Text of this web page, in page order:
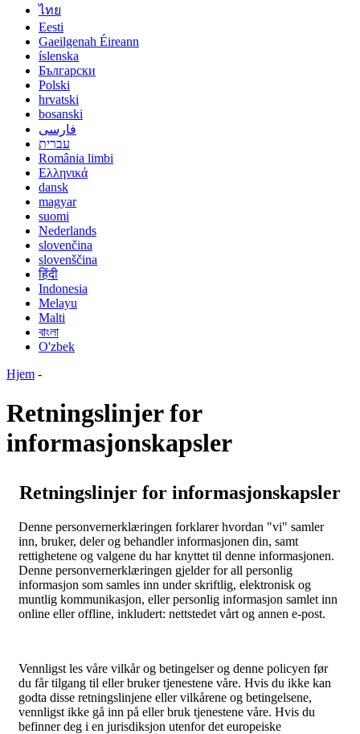
ไทย
Eesti
Gaeilgenah Éireann
íslenska
Български
Polski
hrvatski
bosanski
فارسی
עברית
România limbi
Ελληνικά
dansk
magyar
suomi
Nederlands
slovenčina
slovenščina
हिंदी
Indonesia
Melayu
Malti
বাংলা
O'zbek
Hjem -
Retningslinjer for
informasjonskapsler
Retningslinjer for informasjonskapsler
Denne personvernerklæringen forklarer hvordan "vi" samler
inn, bruker, deler og behandler informasjonen din, samt
rettighetene og valgene du har knyttet til denne informasjonen.
Denne personvernerklæringen gjelder for all personlig
informasjon som samles inn under skriftlig, elektronisk og
muntlig kommunikasjon, eller personlig informasjon samlet inn
online eller offline, inkludert: nettstedet vårt og annen e-post.
Vennligst les våre vilkår og betingelser og denne policyen før
du får tilgang til eller bruker tjenestene våre. Hvis du ikke kan
godta disse retningslinjene eller vilkårene og betingelsene,
vennligst ikke gå inn på eller bruk tjenestene våre. Hvis du
befinner deg i en jurisdiksjon utenfor det europeiske